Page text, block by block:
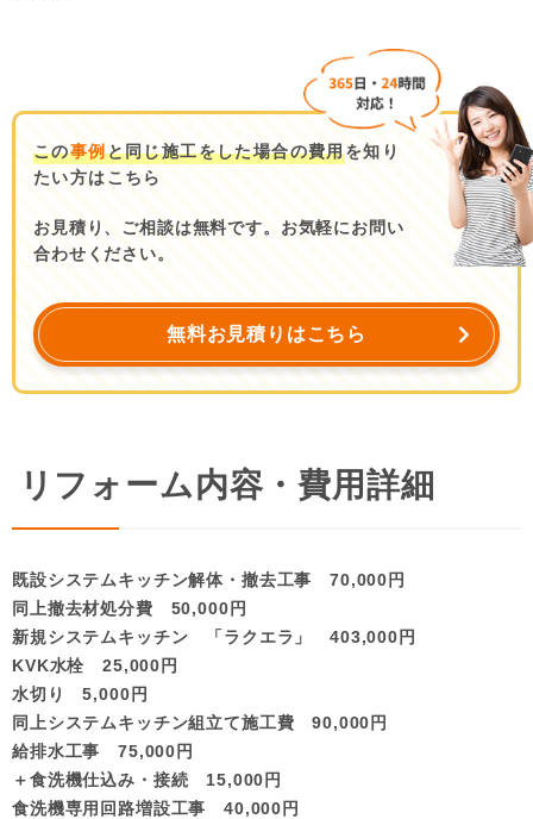
この事例と同じ施工をした場合の費用を知り
たい方はこちら
お見積り、ご相談は無料です。お気軽にお問い
合わせください。
無料お見積りはこちら
リフォーム内容・費用詳細
既設システムキッチン解体・撤去工事 70,000円
同上撤去材処分費 50,000円
新規システムキッチン 「ラクエラ」 403,000円
KVK水栓 25,000円
水切り 5,000円
同上システムキッチン組立て施工費 90,000円
給排水工事 75,000円
＋食洗機仕込み・接続 15,000円
食洗機専用回路増設工事 40,000円